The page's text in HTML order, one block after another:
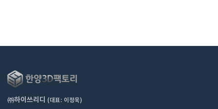
㈜하이쓰리디 (대표: 이정욱)